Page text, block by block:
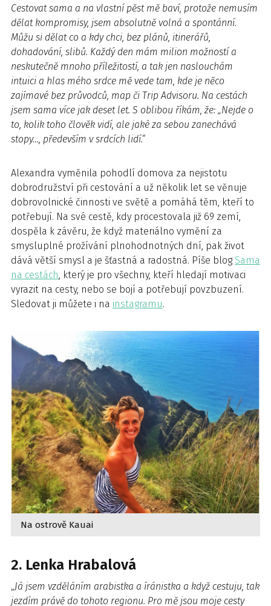
Cestovat sama a na vlastní pěst mě baví, protože nemusím
dělat kompromisy, jsem absolutně volná a spontánní.
Můžu si dělat co a kdy chci, bez plánů, itinerářů,
dohadování, slibů. Každý den mám milion možností a
neskutečně mnoho příležitostí, a tak jen naslouchám
intuici a hlas mého srdce mě vede tam, kde je něco
zajímavé bez průvodců, map či Trip Advisoru. Na cestách
jsem sama více jak deset let. S oblibou říkám, že: „Nejde o
to, kolik toho člověk vidí, ale jaké za sebou zanechává
stopy…, především v srdcích lidí.“
Alexandra vyměnila pohodlí domova za nejistotu
dobrodružství při cestování a už několik let se věnuje
dobrovolnické činnosti ve světě a pomáhá těm, kteří to
potřebují. Na své cestě, kdy procestovala již 69 zemí,
dospěla k závěru, že když materiálno vymění za
smysluplné prožívání plnohodnotných dní, pak život
dává větší smysl a je šťastná a radostná. Píše blog Sama
na cestách, který je pro všechny, kteří hledají motivaci
vyrazit na cesty, nebo se bojí a potřebují povzbuzení.
Sledovat ji můžete i na instagramu.
Na ostrově Kauai
2. Lenka Hrabalová
„Já jsem vzděláním arabistka a íránistka a když cestuju, tak
jezdím právě do tohoto regionu. Pro mě jsou moje cesty